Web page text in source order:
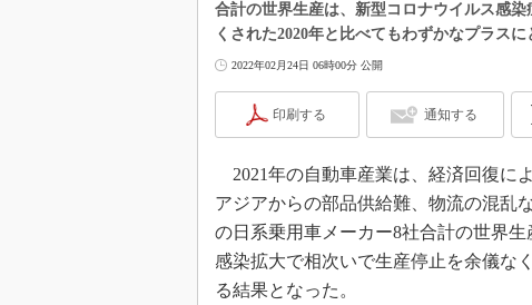
合計の世界生産は、新型コロナウイルス感
くされた2020年と比べてもわずかなプラスに
2022年02月24日 06時00分 公開
印刷する 通知する
2021年の自動車産業は、経済回復に
アジアからの部品供給難、物流の混乱
の日系乗用車メーカー8社合計の世界
感染拡大で相次いで生産停止を余儀な
る結果となった。